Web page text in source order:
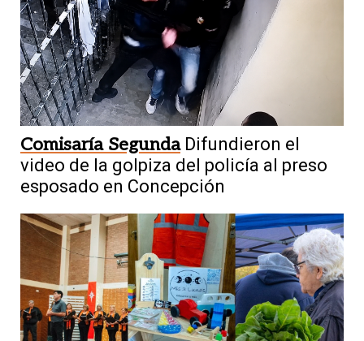
Comisaría Segunda Difundieron el
video de la golpiza del policía al preso
esposado en Concepción